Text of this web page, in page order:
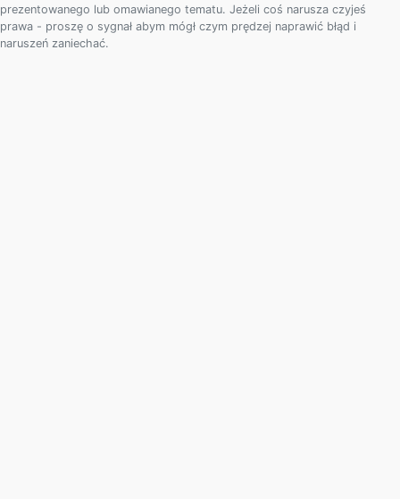
prezentowanego lub omawianego tematu. Jeżeli coś narusza czyjeś
prawa - proszę o sygnał abym mógł czym prędzej naprawić błąd i
naruszeń zaniechać.